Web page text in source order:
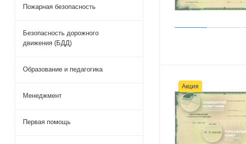
Акция
Пожарная безопасность
Безопасность дорожного
движения (БДД)
Образование и педагогика
Менеджмент
Первая помощь